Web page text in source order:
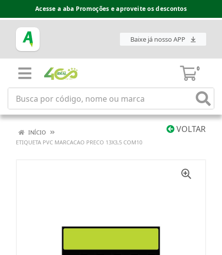
Acesse a aba Promoções e aproveite os descontos
Baixe já nosso APP
0
VOLTAR
INÍCIO
ETIQUETA PVC MARCACAO PRECO 13X3,5 COM10